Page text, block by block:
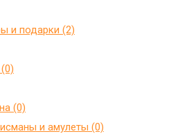
и подарки (2)
(0)
и амулеты (0)